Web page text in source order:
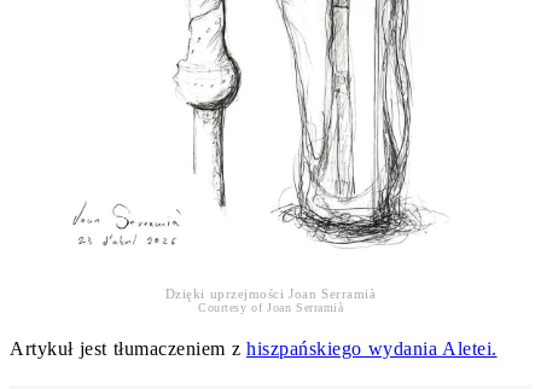
Dzięki uprzejmości Joan Serramià
Courtesy of Joan Serramià
Artykuł jest tłumaczeniem z hiszpańskiego wydania Aletei.